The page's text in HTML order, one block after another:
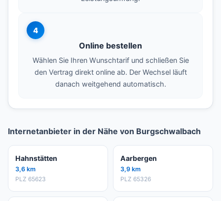
4
Online bestellen
Wählen Sie Ihren Wunschtarif und schließen Sie
den Vertrag direkt online ab. Der Wechsel läuft
danach weitgehend automatisch.
Internetanbieter in der Nähe von Burgschwalbach
Hahnstätten
3,6 km
PLZ 65623
Aarbergen
3,9 km
PLZ 65326